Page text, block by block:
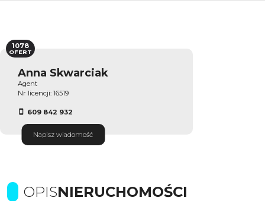
Anna Skwarciak
Agent
Nr licencji: 16519
609 842 932
Napisz wiadomość
1078
OFERT
OPISNIERUCHOMOŚCI